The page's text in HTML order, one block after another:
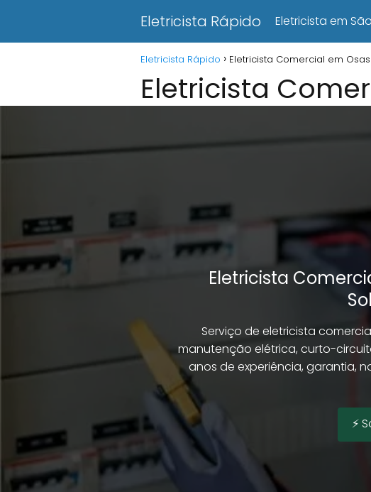
Eletricista Rápido Eletricista em
Eletricista Rápido Eletricista Comercial em
Eletricista
Eletricista
Serviço de eletricista
manutenção elétrica, curto-
anos de experiência, garantia,
⚡